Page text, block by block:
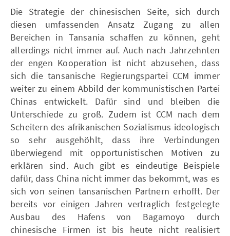
Die Strategie der chinesischen Seite, sich durch
diesen umfassenden Ansatz Zugang zu allen
Bereichen in Tansania schaffen zu können, geht
allerdings nicht immer auf. Auch nach Jahrzehnten
der engen Kooperation ist nicht abzusehen, dass
sich die tansanische Regierungspartei CCM immer
weiter zu einem Abbild der kommunistischen Partei
Chinas entwickelt. Dafür sind und bleiben die
Unterschiede zu groß. Zudem ist CCM nach dem
Scheitern des afrikanischen Sozialismus ideologisch
so sehr ausgehöhlt, dass ihre Verbindungen
überwiegend mit opportunistischen Motiven zu
erklären sind. Auch gibt es eindeutige Beispiele
dafür, dass China nicht immer das bekommt, was es
sich von seinen tansanischen Partnern erhofft. Der
bereits vor einigen Jahren vertraglich festgelegte
Ausbau des Hafens von Bagamoyo durch
chinesische Firmen ist bis heute nicht realisiert